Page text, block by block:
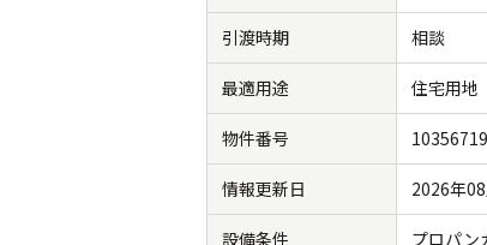
引渡時期 相談
最適用途 住宅用地
物件番号
情報更新日 2026年
設備条件 プロパン